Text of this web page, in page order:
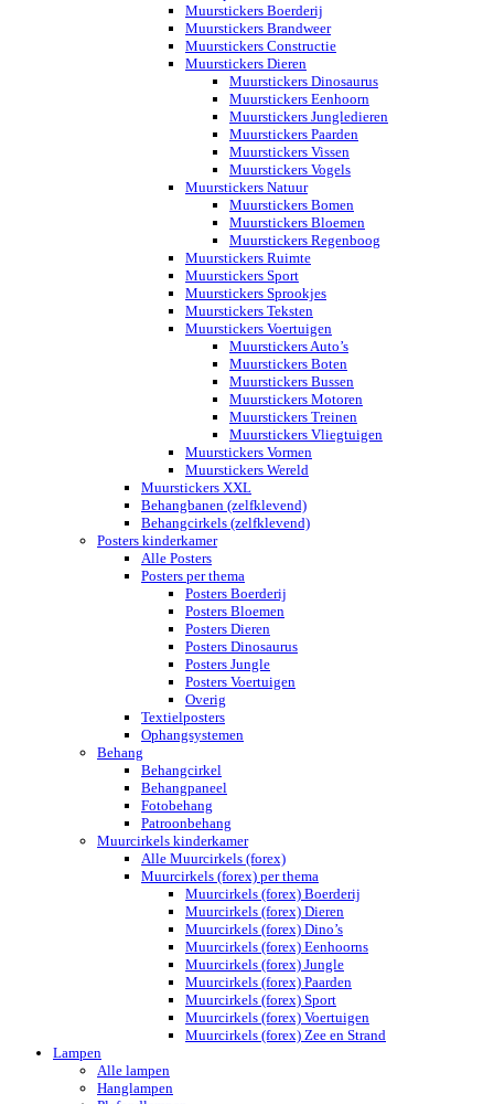
Muurstickers Boerderij
Muurstickers Brandweer
Muurstickers Constructie
Muurstickers Dieren
Muurstickers Dinosaurus
Muurstickers Eenhoorn
Muurstickers Jungledieren
Muurstickers Paarden
Muurstickers Vissen
Muurstickers Vogels
Muurstickers Natuur
Muurstickers Bomen
Muurstickers Bloemen
Muurstickers Regenboog
Muurstickers Ruimte
Muurstickers Sport
Muurstickers Sprookjes
Muurstickers Teksten
Muurstickers Voertuigen
Muurstickers Auto’s
Muurstickers Boten
Muurstickers Bussen
Muurstickers Motoren
Muurstickers Treinen
Muurstickers Vliegtuigen
Muurstickers Vormen
Muurstickers Wereld
Muurstickers XXL
Behangbanen (zelfklevend)
Behangcirkels (zelfklevend)
Posters kinderkamer
Alle Posters
Posters per thema
Posters Boerderij
Posters Bloemen
Posters Dieren
Posters Dinosaurus
Posters Jungle
Posters Voertuigen
Overig
Textielposters
Ophangsystemen
Behang
Behangcirkel
Behangpaneel
Fotobehang
Patroonbehang
Muurcirkels kinderkamer
Alle Muurcirkels (forex)
Muurcirkels (forex) per thema
Muurcirkels (forex) Boerderij
Muurcirkels (forex) Dieren
Muurcirkels (forex) Dino’s
Muurcirkels (forex) Eenhoorns
Muurcirkels (forex) Jungle
Muurcirkels (forex) Paarden
Muurcirkels (forex) Sport
Muurcirkels (forex) Voertuigen
Muurcirkels (forex) Zee en Strand
Lampen
Alle lampen
Hanglampen